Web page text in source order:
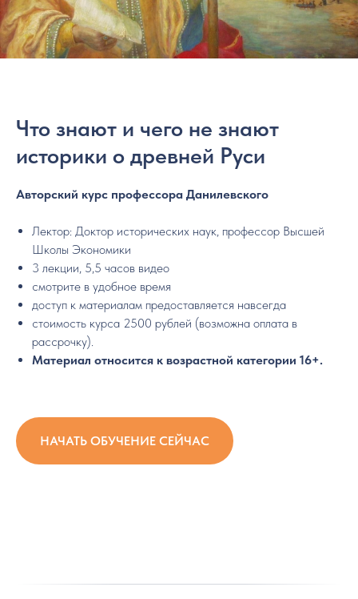
Что знают и чего не знают
историки о древней Руси
Авторский курс профессора Данилевского
Лектор: Доктор исторических наук, профессор Высшей
Школы Экономики
3 лекции, 5,5 часов видео
смотрите в удобное время
доступ к материалам предоставляется навсегда
стоимость курса 2500 рублей (возможна оплата в
рассрочку).
Материал относится к возрастной категории 16+.
НАЧАТЬ ОБУЧЕНИЕ СЕЙЧАС